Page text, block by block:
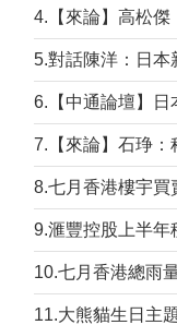
8.七月香港樓宇買
9.滙豐控股上半年
10.七月香港總雨
11.大熊貓生日主